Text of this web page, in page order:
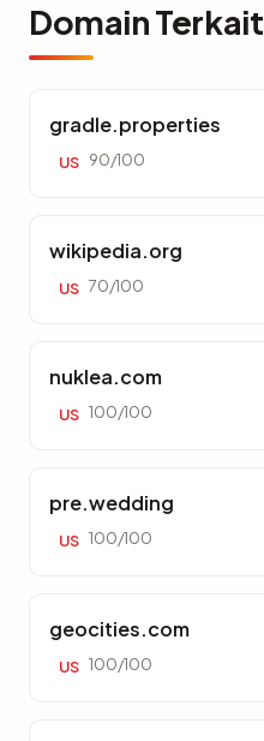
Domain Terkait
gradle.properties
US 90/100
wikipedia.org
US 70/100
nuklea.com
US 100/100
pre.wedding
US 100/100
geocities.com
US 100/100